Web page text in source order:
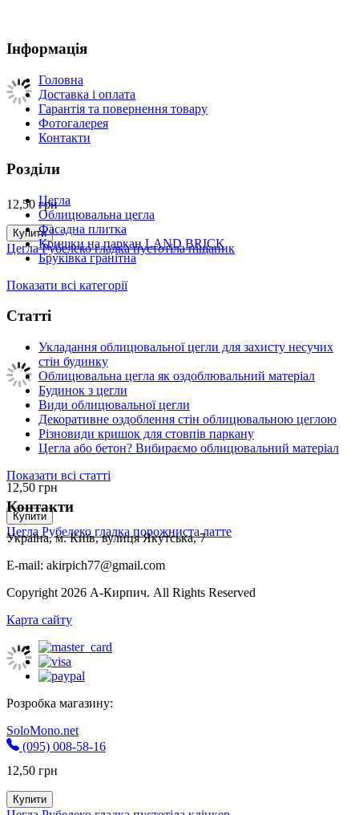
12,50 грн
Купити
Цегла Рубелеко гладка пустотіла піщаник
12,50 грн
Купити
Цегла Рубелеко гладка порожниста латте
12,50 грн
Купити
Інформація
Головна
Доставка і оплата
Гарантія та повернення товару
Фотогалерея
Контакти
Розділи
Цегла
Облицювальна цегла
Фасадна плитка
Кришки на паркан LAND BRICK
Бруківка гранітна
Показати всі категорії
Статті
Укладання облицювальної цегли для захисту несучих
стін будинку
Облицювальна цегла як оздоблювальний матеріал
Будинок з цегли
Види облицювальної цегли
Декоративне оздоблення стін облицювальною цеглою
Різновиди кришок для стовпів паркану
Цегла або бетон? Вибираємо облицювальний матеріал
Показати всі статті
Контакти
Україна, м. Київ, вулиця Якутська, 7
E-mail: akirpich77@gmail.com
Copyright 2026 А-Кирпич. All Rights Reserved
Карта сайту
Розробка магазину:
SoloMono.net
(095) 008-58-16